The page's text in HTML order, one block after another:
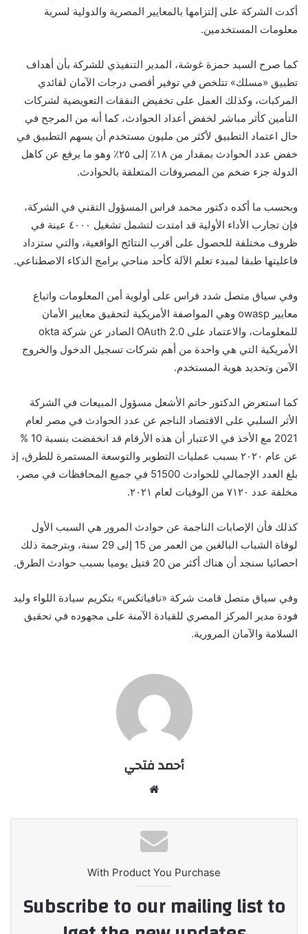
أكدت الشركة على إلتزامها بالمعايير المصرية والدولية لسرية
معلومات المستخدمين.
كما صرح السيد حمزة غوشة، المدير التنفيذي للشركة بأن أهداف
تطبيق «مسلك» تتلخص في توفير أقصى درجات الآمان لقائدي
المركبات، وكذلك العمل على تخفيض النفقات التعويضية لشركات
التأمين كأثر مباشر لخفض أعداد الحوادث، كما أنه من المرجح في
حال اعتماد التطبيق لأكثر من مليون مستخدم أن يسهم التطبيق في
خفض عدد الحوادث بمقدار من ١٨٪ إلى ٢٥٪ وهو ما يرفع عن كاهل
الدولة جزء ضخم من المصروفات المتعلقة بالحوادث.
وبحسب ما أكده دكتور محمد فراس المسؤول التقني في الشركة،
فإن تجارب الأداء الأولية قد امتدت لتشمل تشغيل ٤٠٠٠ عينة في
ظروف مختلفة للحصول على أقرب النتائج الواقعية، والتي ستزداد
فاعليتها طبقا لمبدء تعلم الآلة كأحد مناحي برامج الذكاء الاصطناعي.
وفي سياق متصل شدد فراس على أولوية أمن المعلومات واتباع
معايير owasp وهي المواصفة الأمريكية لتحقيق معايير الأمان
للمعلومات، والاعتماد على OAuth 2.0 الصادر عن شركة okta
الأمريكية التي هي واحدة من أهم شركات تسجيل الدخول والخروج
الآمن وتحديد هوية المستخدم.
كما استعرض الدكتور حاتم الأشعل مسؤول المبيعات في الشركة
الأثر السلبي على الاقتصاد الناجم عن عدد الحوادث في مصر لعام
2021 مع الأخذ في الاعتبار أن هذه الأرقام قد انخفضت بنسبة 10 %
عن عام ٢٠٢٠ بسبب عمليات التطوير والتوسعة المستمرة للطرق، إذ
بلغ العدد الإجمالي للحوادث 51500 في جميع المحافظات في مصر،
مخلفة عدد ٧١٢٠ من الوفيات لعام ٢٠٢١.
كذلك فأن الإصابات الناجمة عن حوادث المرور هي السبب الأول
لوفاة الشباب البالغين من العمر من 15 إلى 29 سنة، وبترجمة ذلك
احصائيا سنجد أن هناك أكثر من 20 قتيل يوميا بسبب حوادث الطرق.
وفي سياق متصل قامت شركة «نافياتكس» بتكريم سيادة اللواء وليد
فودة مدير المركز المصري للقيادة الآمنة على مجهوده في تحقيق
السلامة والآمان المرورية.
أحمد فتحي
With Product You Purchase
Subscribe to our mailing list to